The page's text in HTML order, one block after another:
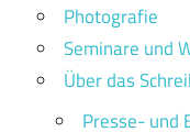
Photografie
Seminare und
Über das
Presse- und